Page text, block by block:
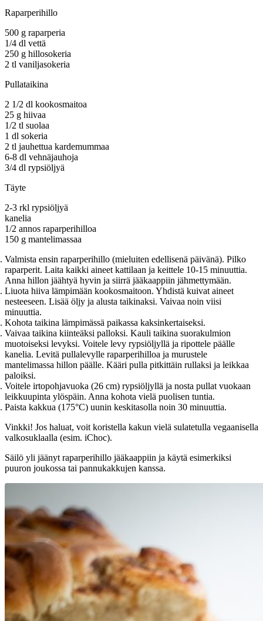
Raparperihillo
500 g raparperia
1/4 dl vettä
250 g hillosokeria
2 tl vaniljasokeria
Pullataikina
2 1/2 dl kookosmaitoa
25 g hiivaa
1/2 tl suolaa
1 dl sokeria
2 tl jauhettua kardemummaa
6-8 dl vehnäjauhoja
3/4 dl rypsiöljyä
Täyte
2-3 rkl rypsiöljyä
kanelia
1/2 annos raparperihilloa
150 g mantelimassaa
Valmista ensin raparperihillo (mieluiten edellisenä päivänä). Pilko
raparperit. Laita kaikki aineet kattilaan ja keittele 10-15 minuuttia.
Anna hillon jäähtyä hyvin ja siirrä jääkaappiin jähmettymään.
Liuota hiiva lämpimään kookosmaitoon. Yhdistä kuivat aineet
nesteeseen. Lisää öljy ja alusta taikinaksi. Vaivaa noin viisi
minuuttia.
Kohota taikina lämpimässä paikassa kaksinkertaiseksi.
Vaivaa taikina kiinteäksi palloksi. Kauli taikina suorakulmion
muotoiseksi levyksi. Voitele levy rypsiöljyllä ja ripottele päälle
kanelia. Levitä pullalevylle raparperihilloa ja murustele
mantelimassa hillon päälle. Kääri pulla pitkittäin rullaksi ja leikkaa
paloiksi.
Voitele irtopohjavuoka (26 cm) rypsiöljyllä ja nosta pullat vuokaan
leikkuupinta ylöspäin. Anna kohota vielä puolisen tuntia.
Paista kakkua (175°C) uunin keskitasolla noin 30 minuuttia.
Vinkki! Jos haluat, voit koristella kakun vielä sulatetulla vegaanisella
valkosuklaalla (esim. iChoc).
Säilö yli jäänyt raparperihillo jääkaappiin ja käytä esimerkiksi
puuron joukossa tai pannukakkujen kanssa.